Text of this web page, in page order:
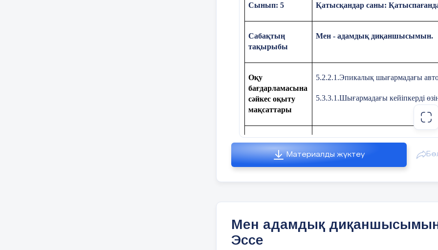
Шығармадан автордың
Үлгі:
МЕН тұқымын шаштым....
Тармақтардың мазмұны
Сынып: 5 Қатысқандар саны:
Сабақтың
тақырыбы
Мен - адамдық диқаншысымын.
Оқу
бағдарламасына
сәйкес оқыту
мақсаттары
5.2.2.1.Эпикалық шығармадағы
5.3.3.1.Шығармадағы кейіпкерді
Сабақтың
мақсаты
Барлық оқушылар:«Адамдық
Көпшілігі:
«Адамдық диқаншысы»
талдап, әдеби эссе жазу;
тұрғысынан талдап, әдеби эссе
Материалды жүктеу
Мен адамдық
Эссе